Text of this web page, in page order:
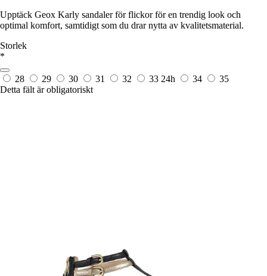
Upptäck Geox Karly sandaler för flickor för en trendig look och
optimal komfort, samtidigt som du drar nytta av kvalitetsmaterial.
Storlek
*
28 29 30 31 32 33 24h 34
35
Detta fält är obligatoriskt